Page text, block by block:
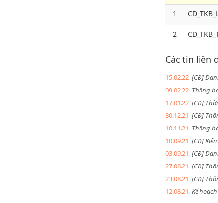
1
2
Các tin liên
15.02.22 [CĐ]
09.02.22 Thông
17.01.22 [CĐ]
30.12.21 [CĐ]
10.11.21 Thông
10.09.21 [CĐ]
03.09.21 [CĐ]
27.08.21 [CD]
23.08.21 [CD]
12.08.21 Kế